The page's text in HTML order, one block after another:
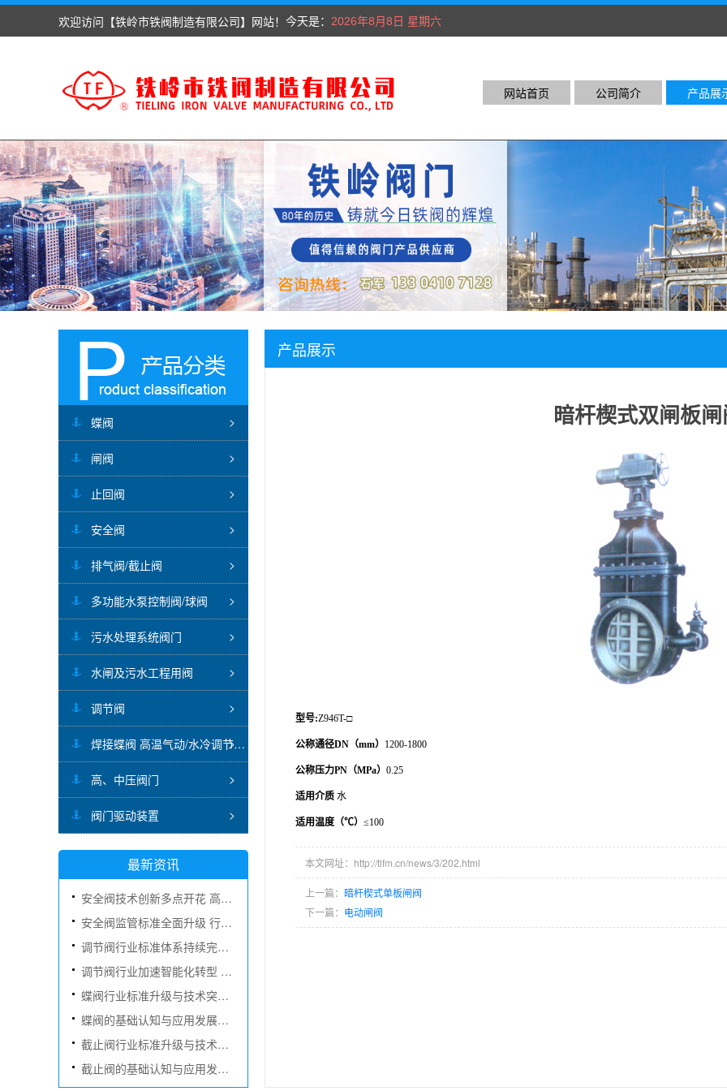
欢迎访问【铁岭市铁阀制造有限公司】网站！ 今天是： 2026年8月8日 星期六
网站首页 公司简介 产品展
蝶阀
闸阀
止回阀
安全阀
排气阀/截止阀
多功能水泵控制阀/球阀
污水处理系统阀门
水闸及污水工程用阀
调节阀
焊接蝶阀 高温气动/水冷调节蝶阀
高、中压阀门
阀门驱动装置
最新资讯
安全阀技术创新多点开花 高端装备与智能化发展提速
安全阀监管标准全面升级 行业规范化发展进入新阶段
调节阀行业标准体系持续完善 技术创新赋能多元应用场景
调节阀行业加速智能化转型 国产替代与市场扩容双轮驱动
蝶阀行业标准升级与技术突破双向驱动 智能化转型全面提速
蝶阀的基础认知与应用发展：从流体隔断到精细调控的核心装备
截止阀行业标准升级与技术创新同步推进 智能化发展加速扩容
截止阀的基础认知与应用发展：从截断装置到流体控制的核心元件
产品展示
暗杆楔式双闸板
型号:Z946T-□
公称通径DN（mm） 1200-1800
公称压力PN（MPa）0.25
适用介质 水
适用温度（℃）≤100
本文网址：http://tlfm.cn/news/3/202.html
上一篇： 暗杆楔式单板闸阀
下一篇： 电动闸阀